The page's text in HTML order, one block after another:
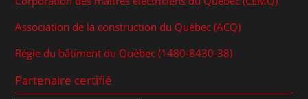
Association de la construction du Québec (ACQ)
Régie du bâtiment du Québec (1480-8430-38)
Partenaire certifié